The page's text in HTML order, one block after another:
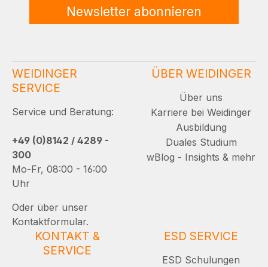
Newsletter abonnieren
WEIDINGER
SERVICE
Service und Beratung:
+49 (0)8142 / 4289 -
300
Mo-Fr, 08:00 - 16:00
Uhr
Oder über unser
Kontaktformular.
ÜBER WEIDINGER
Über uns
Karriere bei Weidinger
Ausbildung
Duales Studium
wBlog - Insights & mehr
KONTAKT &
SERVICE
ESD SERVICE
ESD Schulungen